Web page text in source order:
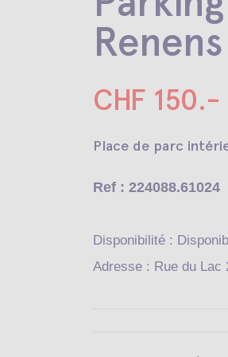
CHF 150.-
Place de parc
Ref : 224088.61024
Disponibilité :
Adresse : Rue du Lac